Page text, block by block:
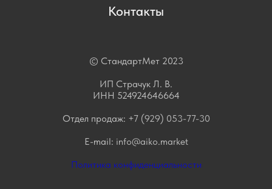
Контакты
© СтандартМет 2023
ИП Страчук Л. В.
ИНН 524924646664
Отдел продаж: +7 (929) 053-77-30
E-mail: info@aiko.market
Политика конфиденциальности